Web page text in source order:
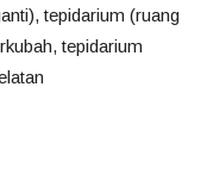
tepidarium (ruang
tepidarium